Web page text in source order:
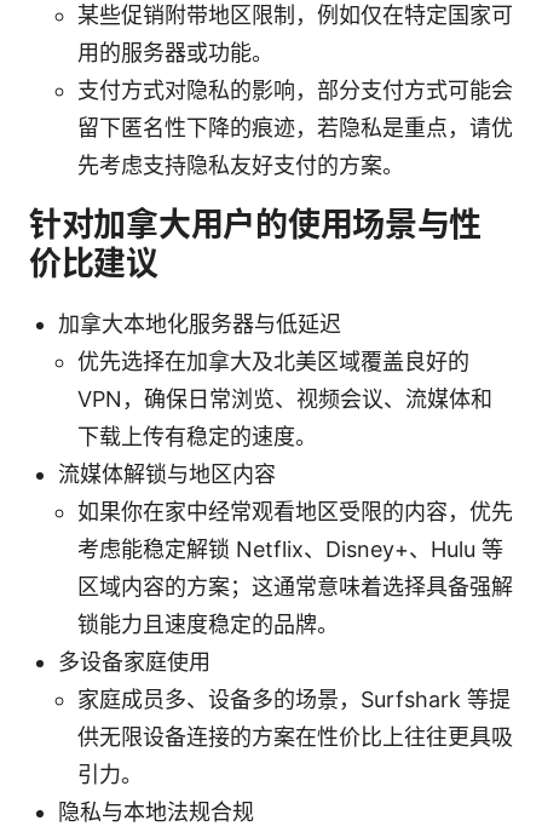
某些促销附带地区限制，例如仅在特定国家可
用的服务器或功能。
支付方式对隐私的影响，部分支付方式可能会
留下匿名性下降的痕迹，若隐私是重点，请优
先考虑支持隐私友好支付的方案。
针对加拿大用户的使用场景与性
价比建议
加拿大本地化服务器与低延迟
优先选择在加拿大及北美区域覆盖良好的
VPN，确保日常浏览、视频会议、流媒体和
下载上传有稳定的速度。
流媒体解锁与地区内容
如果你在家中经常观看地区受限的内容，优先
考虑能稳定解锁 Netflix、Disney+、Hulu 等
区域内容的方案；这通常意味着选择具备强解
锁能力且速度稳定的品牌。
多设备家庭使用
家庭成员多、设备多的场景，Surfshark 等提
供无限设备连接的方案在性价比上往往更具吸
引力。
隐私与本地法规合规